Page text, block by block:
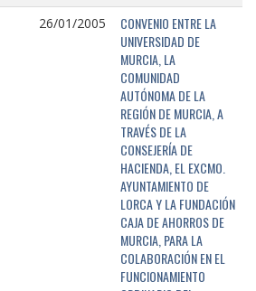
26/01/2005
CONVENIO ENTRE LA
UNIVERSIDAD DE
MURCIA, LA
COMUNIDAD
AUTÓNOMA DE LA
REGIÓN DE MURCIA, A
TRAVÉS DE LA
CONSEJERÍA DE
HACIENDA, EL EXCMO.
AYUNTAMIENTO DE
LORCA Y LA FUNDACIÓN
CAJA DE AHORROS DE
MURCIA, PARA LA
COLABORACIÓN EN EL
FUNCIONAMIENTO